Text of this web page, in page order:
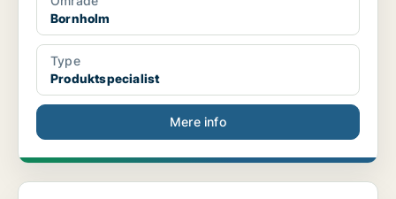
Bornholm
Type
Produktspecialist
Mere info
Projektleder til Innovation og Forsyningsplanlægni...